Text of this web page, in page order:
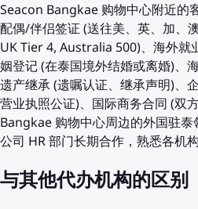
Seacon Bangkae 购物中心附近的
配偶/伴侣签证 (送往美、英、加、
UK Tier 4, Australia 500)、海外就
姻登记 (在泰国境外结婚或离婚)、
遗产继承 (遗嘱认证、继承声明)、
营业执照公证)、国际商务合同 (双
Bangkae 购物中心周边的外国驻
公司 HR 部门长期合作，熟悉各机
与其他代办机构的区别